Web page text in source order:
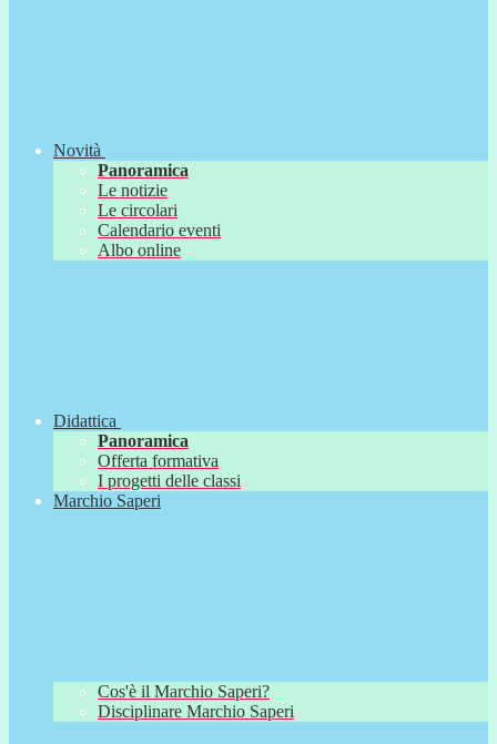
Novità
Panoramica
Le notizie
Le circolari
Calendario eventi
Albo online
Didattica
Panoramica
Offerta formativa
I progetti delle classi
Marchio Saperi
Cos'è il Marchio Saperi?
Disciplinare Marchio Saperi